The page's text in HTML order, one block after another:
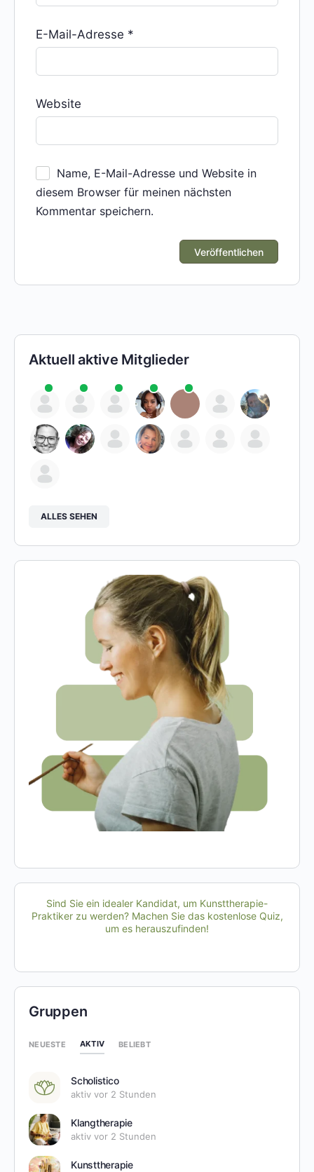
E-Mail-Adresse *
Website
Name, E-Mail-Adresse und Website in
diesem Browser für meinen nächsten
Kommentar speichern.
Aktuell aktive Mitglieder
ALLES SEHEN
Sind Sie ein idealer Kandidat, um Kunsttherapie-
Praktiker zu werden? Machen Sie das kostenlose Quiz,
um es herauszufinden!
Gruppen
NEUESTE AKTIV BELIEBT
Scholistico
aktiv vor 2 Stunden
Klangtherapie
aktiv vor 2 Stunden
Kunsttherapie